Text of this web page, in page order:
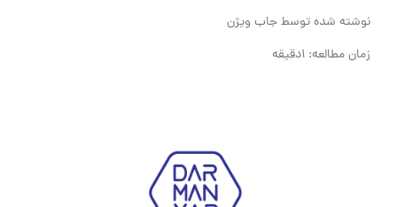
نوشته شده توسطجاب ویژن
زمان مطالعه: 1دقیقه